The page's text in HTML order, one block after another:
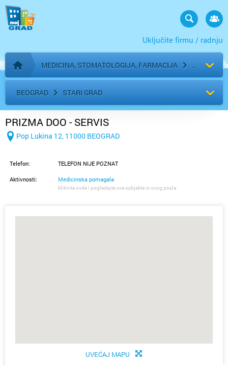
Uključite firmu / radnju
Početna stranica
MEDICINA, STOMATOLOGIJA, FARMACIJA
BEOGRAD STARI GRAD
PRIZMA DOO - SERVIS
Pop Lukina 12, 11000 BEOGRAD
Telefon: TELEFON NIJE POZNAT
Aktivnosti: Medicinska pomagala
kliknite ovde i pogledajte sve subjekte iz ovog posla
UVEĆAJ MAPU